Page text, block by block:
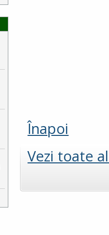
Înapoi
Vezi toate